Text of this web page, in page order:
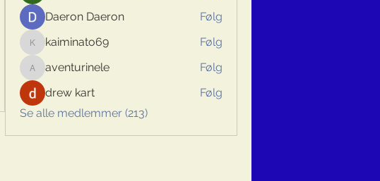
Daeron Daeron
Følg
kaiminato69
kaiminato69 Følg
aventurinele
aventurinele
Følg
drew kart
Følg
Se alle medlemmer (213)